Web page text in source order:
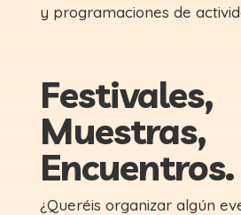
y programaciones de
Festivales,
Muestras,
Encuentros.
¿Queréis organizar algún